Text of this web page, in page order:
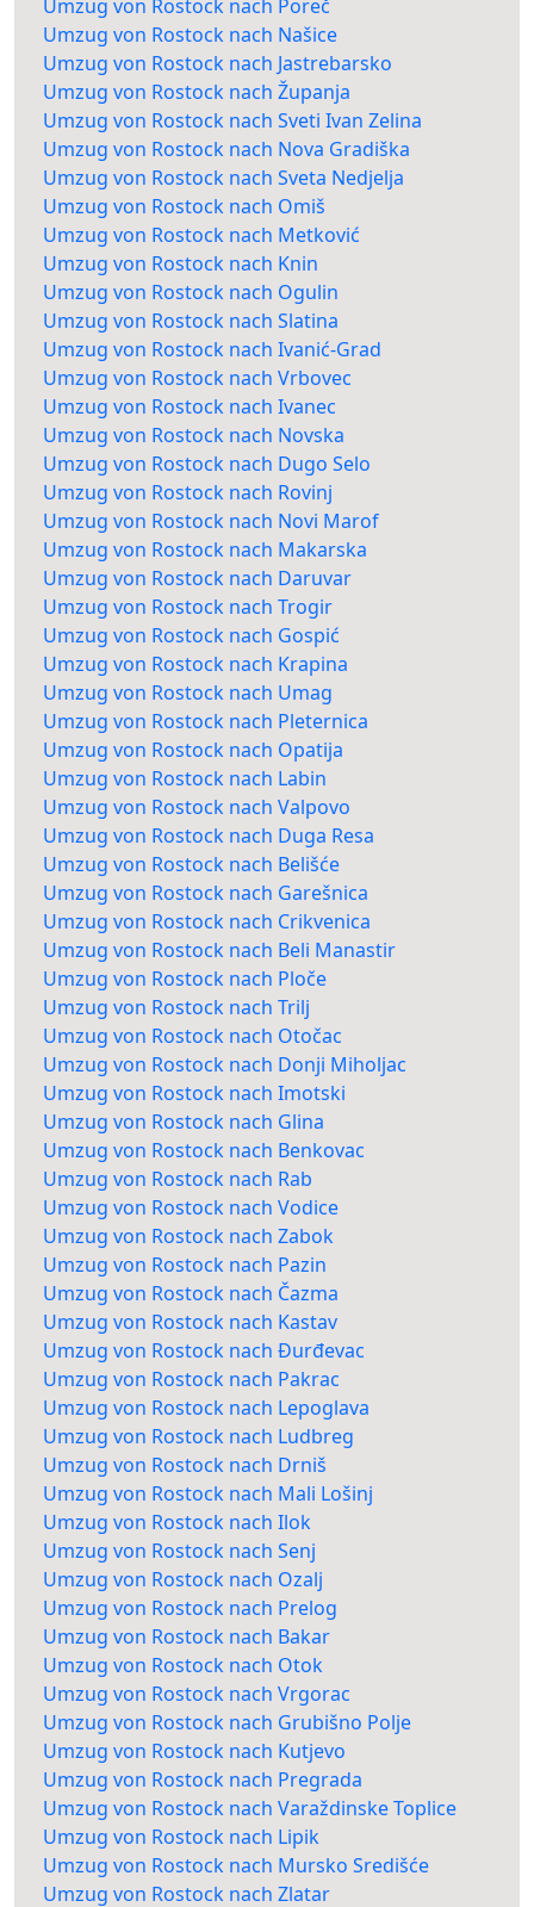
Umzug von Rostock nach Poreč
Umzug von Rostock nach Našice
Umzug von Rostock nach Jastrebarsko
Umzug von Rostock nach Županja
Umzug von Rostock nach Sveti Ivan Zelina
Umzug von Rostock nach Nova Gradiška
Umzug von Rostock nach Sveta Nedjelja
Umzug von Rostock nach Omiš
Umzug von Rostock nach Metković
Umzug von Rostock nach Knin
Umzug von Rostock nach Ogulin
Umzug von Rostock nach Slatina
Umzug von Rostock nach Ivanić-Grad
Umzug von Rostock nach Vrbovec
Umzug von Rostock nach Ivanec
Umzug von Rostock nach Novska
Umzug von Rostock nach Dugo Selo
Umzug von Rostock nach Rovinj
Umzug von Rostock nach Novi Marof
Umzug von Rostock nach Makarska
Umzug von Rostock nach Daruvar
Umzug von Rostock nach Trogir
Umzug von Rostock nach Gospić
Umzug von Rostock nach Krapina
Umzug von Rostock nach Umag
Umzug von Rostock nach Pleternica
Umzug von Rostock nach Opatija
Umzug von Rostock nach Labin
Umzug von Rostock nach Valpovo
Umzug von Rostock nach Duga Resa
Umzug von Rostock nach Belišće
Umzug von Rostock nach Garešnica
Umzug von Rostock nach Crikvenica
Umzug von Rostock nach Beli Manastir
Umzug von Rostock nach Ploče
Umzug von Rostock nach Trilj
Umzug von Rostock nach Otočac
Umzug von Rostock nach Donji Miholjac
Umzug von Rostock nach Imotski
Umzug von Rostock nach Glina
Umzug von Rostock nach Benkovac
Umzug von Rostock nach Rab
Umzug von Rostock nach Vodice
Umzug von Rostock nach Zabok
Umzug von Rostock nach Pazin
Umzug von Rostock nach Čazma
Umzug von Rostock nach Kastav
Umzug von Rostock nach Đurđevac
Umzug von Rostock nach Pakrac
Umzug von Rostock nach Lepoglava
Umzug von Rostock nach Ludbreg
Umzug von Rostock nach Drniš
Umzug von Rostock nach Mali Lošinj
Umzug von Rostock nach Ilok
Umzug von Rostock nach Senj
Umzug von Rostock nach Ozalj
Umzug von Rostock nach Prelog
Umzug von Rostock nach Bakar
Umzug von Rostock nach Otok
Umzug von Rostock nach Vrgorac
Umzug von Rostock nach Grubišno Polje
Umzug von Rostock nach Kutjevo
Umzug von Rostock nach Pregrada
Umzug von Rostock nach Varaždinske Toplice
Umzug von Rostock nach Lipik
Umzug von Rostock nach Mursko Središće
Umzug von Rostock nach Zlatar